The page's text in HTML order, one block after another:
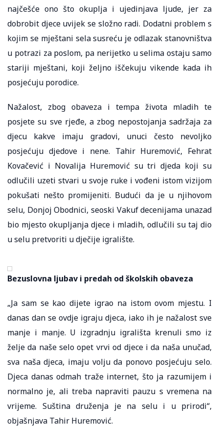
najčešće ono što okuplja i ujedinjava ljude, jer za
dobrobit djece uvijek se složno radi. Dodatni problem s
kojim se mještani sela susreću je odlazak stanovništva
u potrazi za poslom, pa nerijetko u selima ostaju samo
stariji mještani, koji željno iščekuju vikende kada ih
posjećuju porodice.
Nažalost, zbog obaveza i tempa života mladih te
posjete su sve rjeđe, a zbog nepostojanja sadržaja za
djecu kakve imaju gradovi, unuci često nevoljko
posjećuju djedove i nene. Tahir Huremović, Fehrat
Kovačević i Novalija Huremović su tri djeda koji su
odlučili uzeti stvari u svoje ruke i vođeni istom vizijom
pokušati nešto promijeniti. Budući da je u njihovom
selu, Donjoj Obodnici, seoski Vakuf decenijama unazad
bio mjesto okupljanja djece i mladih, odlučili su taj dio
u selu pretvoriti u dječije igralište.
Bezuslovna ljubav i predah od školskih obaveza
„Ja sam se kao dijete igrao na istom ovom mjestu. I
danas dan se ovdje igraju djeca, iako ih je nažalost sve
manje i manje. U izgradnju igrališta krenuli smo iz
želje da naše selo opet vrvi od djece i da naša unučad,
sva naša djeca, imaju volju da ponovo posjećuju selo.
Djeca danas odmah traže internet, što ja razumijem i
normalno je, ali treba napraviti pauzu s vremena na
vrijeme. Suština druženja je na selu i u prirodi“,
objašnjava Tahir Huremović.